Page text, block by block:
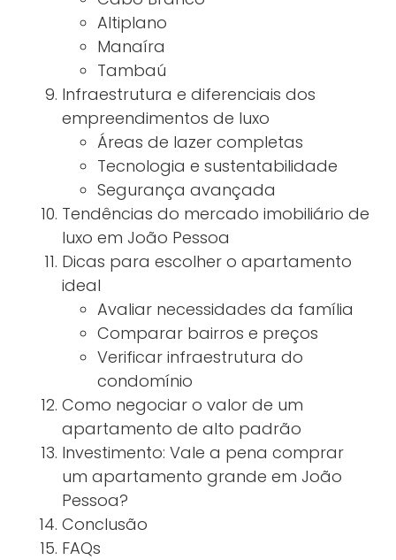
Altiplano
Manaíra
Tambaú
Infraestrutura e diferenciais dos
empreendimentos de luxo
Áreas de lazer completas
Tecnologia e sustentabilidade
Segurança avançada
Tendências do mercado imobiliário de
luxo em João Pessoa
Dicas para escolher o apartamento
ideal
Avaliar necessidades da família
Comparar bairros e preços
Verificar infraestrutura do
condomínio
Como negociar o valor de um
apartamento de alto padrão
Investimento: Vale a pena comprar
um apartamento grande em João
Pessoa?
Conclusão
FAQs